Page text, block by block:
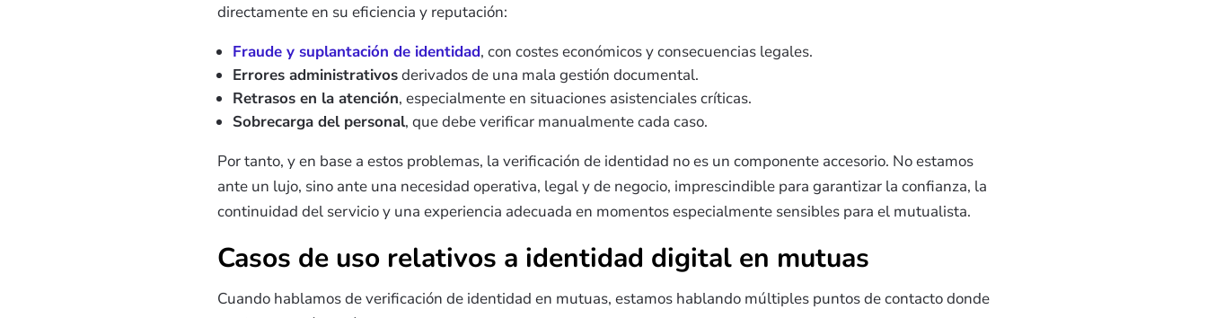
directamente en su eficiencia y reputación:
Fraude y suplantación de identidad, con costes económicos y consecuencias legales.
Errores administrativosderivados de una mala gestión documental.
Retrasos en la atención, especialmente en situaciones asistenciales críticas.
Sobrecarga del personal, que debe verificar manualmente cada caso.
Por tanto, y en base a estos problemas, la verificación de identidad no es un componente accesorio. No estamos
ante un lujo, sino ante una necesidad operativa, legal y de negocio, imprescindible para garantizar la confianza, la
continuidad del servicio y una experiencia adecuada en momentos especialmente sensibles para el mutualista.
Casos de uso relativos a identidad digital en mutuas
Cuando hablamos de verificación de identidad en mutuas, estamos hablando múltiples puntos de contacto donde